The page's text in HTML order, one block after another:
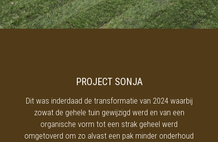
PROJECT SONJA
Dit was inderdaad de transformatie van 2024 waarbij
zowat de gehele tuin gewijzigd werd en van een
organische vorm tot een strak geheel werd
omgetoverd om zo alvast een pak minder onderhoud